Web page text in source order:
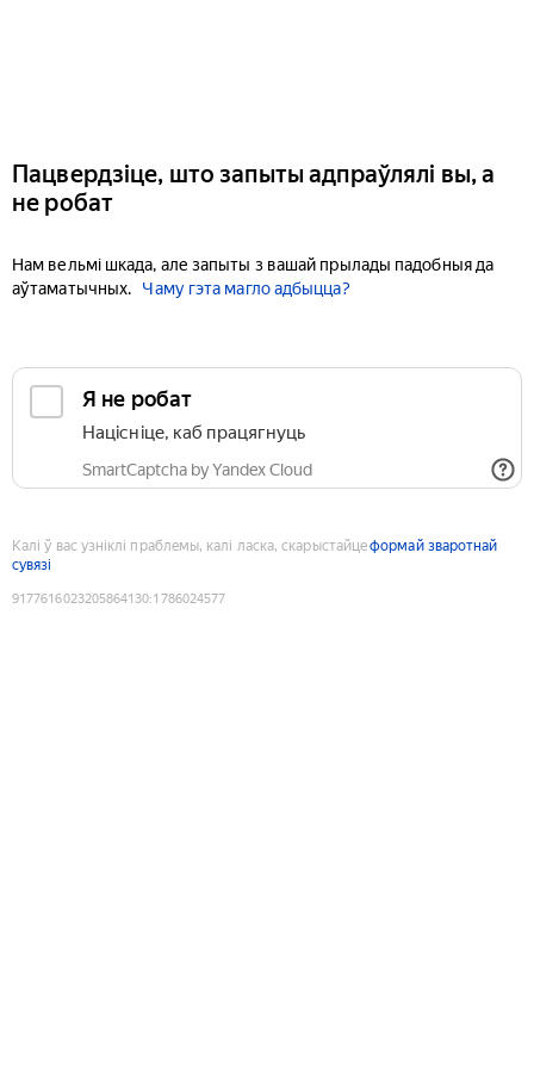
Пацвердзіце, што запыты адпраўлялі вы, а
не робат
Нам вельмі шкада, але запыты з вашай прылады падобныя да
аўтаматычных.
Чаму гэта магло адбыцца?
Я не робат
Націсніце, каб працягнуць
SmartCaptcha by Yandex Cloud
Калі ў вас узніклі праблемы, калі ласка, скарыстайцеформай зваротнай
сувязі
9177616023205864130:1786024577